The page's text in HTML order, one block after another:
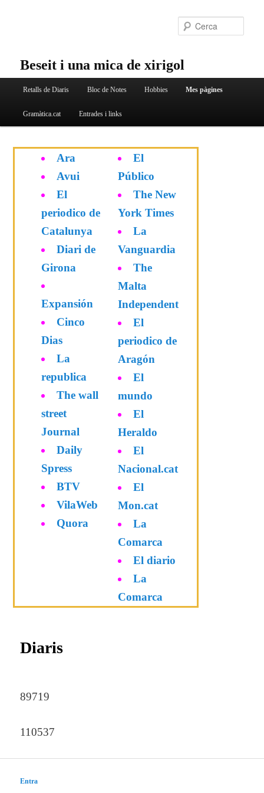
principalBeseit i una mica de xirigol
MenúRetalls de Diaris Bloc de Notes Hobbies Mes pàgines
Gramàtica.cat Entrades i links
Ara
Avui
El
periodico de
Catalunya
Diari de
Girona
Expansión
Cinco
Dias
La
republica
The wall
street
Journal
Daily
Spress
BTV
VilaWeb
Quora
El
Público
The New
York Times
La
Vanguardia
The
Malta
Independent
El
periodico de
Aragón
El
mundo
El
Heraldo
El
Nacional.cat
El
Mon.cat
La
Comarca
El diario
La
Comarca
Diaris
89719
110537
Entra